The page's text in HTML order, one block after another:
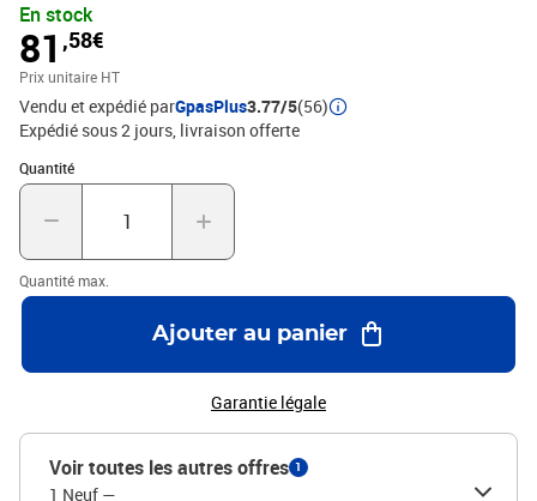
En stock
81 ,58€
Prix unitaire HT
Vendu et expédié parGpasPlus3.77/5(56)
Expédié sous 2 jours livraison offerte
Quantité
Quantité : 1
Quantité max.
Ajouter au panier
Garantie légale
Voir toutes les autres offres 1
1 Neuf —